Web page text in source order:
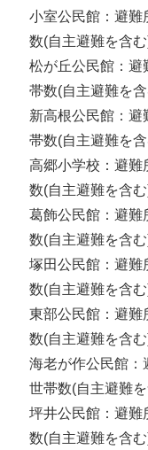
小室公民館：避
数(自主避難を含
松が丘公民館：
帯数(自主避難を
新高根公民館：
帯数(自主避難を
高郷小学校：避
数(自主避難を含
葛飾公民館：避
数(自主避難を含
塚田公民館：避
数(自主避難を含
東部公民館：避
数(自主避難を含
海老が作公民館
世帯数(自主避難
坪井公民館：避
数(自主避難を含